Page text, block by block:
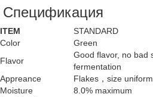
Спецификация
ITEM
STANDARD
Color
Green
Flavor
Good flavor, no bad
fermentation
Appreance
Flakes，size
Moisture
8.0% maximum